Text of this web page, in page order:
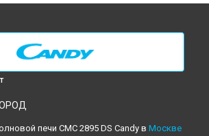
печи CMC 2895 DS Candy в Москве